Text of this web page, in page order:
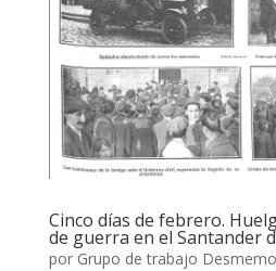
Cinco días de febrero.
de guerra en el Santander
por Grupo de trabajo